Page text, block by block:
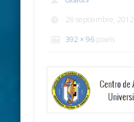
28 septiembre, 2012
392 × 96 pixels